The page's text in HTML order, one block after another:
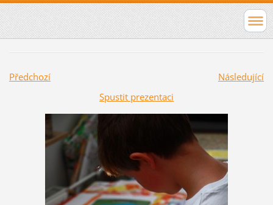
Předchozí
Následující
Spustit prezentaci